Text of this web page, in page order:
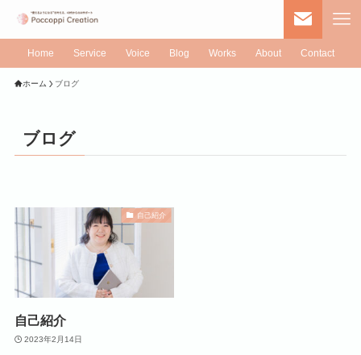
Home Service Voice Blog Works About Contact
ホーム ブログ
ブログ
自己紹介
自己紹介
2023年2月14日